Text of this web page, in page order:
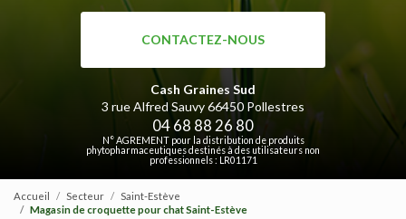
CONTACTEZ-NOUS
Cash Graines Sud
3 rue Alfred Sauvy66450 Pollestres
04 68 88 26 80
N° AGREMENT pour la distribution de produits
phytopharmaceutiques destinés à des utilisateurs non
professionnels : LR01171
Accueil Secteur
Saint-Estève
Magasin de croquette pour chat Saint-Estève